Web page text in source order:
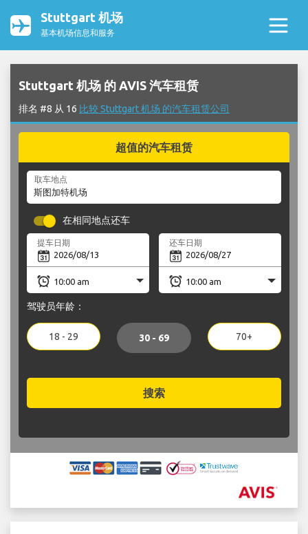
Stuttgart 机场
基本机场信息和服务
Stuttgart 机场 的 AVIS 汽车租赁
排名 #8 从 16 比较 Stuttgart 机场 的汽车租赁公司
超值的汽车租赁
取车地点
在相同地点还车
提车日期 还车日期
驾驶员年龄：
18 - 29 30 - 69 70+
搜索